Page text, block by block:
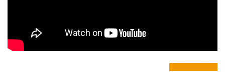
prev next